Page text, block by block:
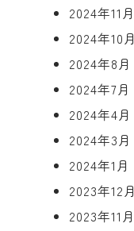
2024年11月
2024年10月
2024年8月
2024年7月
2024年4月
2024年3月
2024年1月
2023年12月
2023年11月